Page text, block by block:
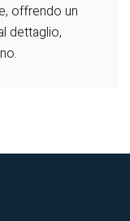
offrendo un
dettaglio,